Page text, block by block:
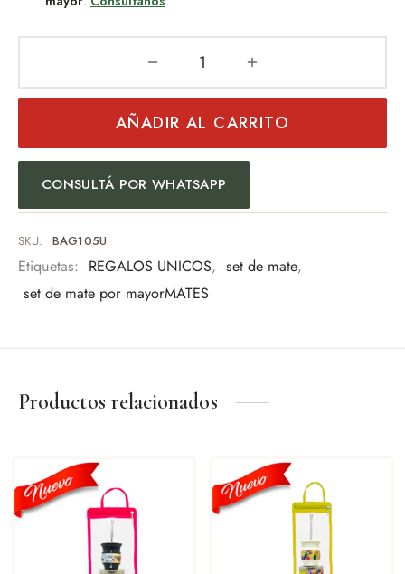
compañero perfecto para salidas, viajes o reuniones al
PESO: 300grs
AÑADIR AL CARRITO
CONSULTÁ POR WHATSAPP
SKU: BAG105U
Etiquetas: REGALOS UNICOS, set de mate,
set de mate por mayorMATES
Productos relacionados